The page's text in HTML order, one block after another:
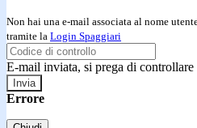
Non hai una e-mail associata al nome
tramite la Login Spaggiari
E-mail inviata, si prega di controllare
Errore